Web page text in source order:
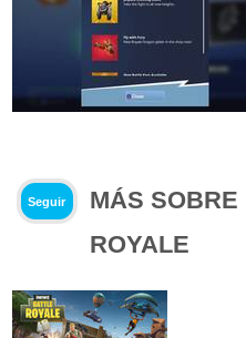
Seguir
MÁS SOBRE
ROYALE